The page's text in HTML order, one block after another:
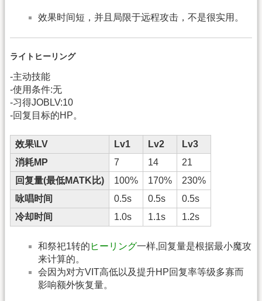
效果时间短，并且局限于远程攻击，不是很实用。
ライトヒーリング
-主动技能
-使用条件:无
-习得JOBLV:10
-回复目标的HP。
效果\LV Lv1 Lv2
Lv3
消耗MP
7 14
21
回复量(最低MATK比)
100% 170%
230%
咏唱时间
0.5s 0.5s
0.5s
冷却时间
1.0s 1.1s 1.2s
和祭祀1转的 ヒーリング一样,回复量是根据最小魔攻
来计算的。
会因为对方VIT高低以及提升HP回复率等级多寡而
影响额外恢复量。